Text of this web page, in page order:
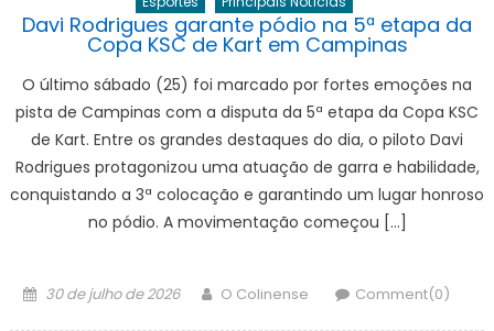
Davi Rodrigues garante pódio na 5ª etapa da
Copa KSC de Kart em Campinas
O último sábado (25) foi marcado por fortes emoções na
pista de Campinas com a disputa da 5ª etapa da Copa KSC
de Kart. Entre os grandes destaques do dia, o piloto Davi
Rodrigues protagonizou uma atuação de garra e habilidade,
conquistando a 3ª colocação e garantindo um lugar honroso
no pódio. A movimentação começou […]
Posted
30 de julho de 2026 Author
O Colinense Comment(0)